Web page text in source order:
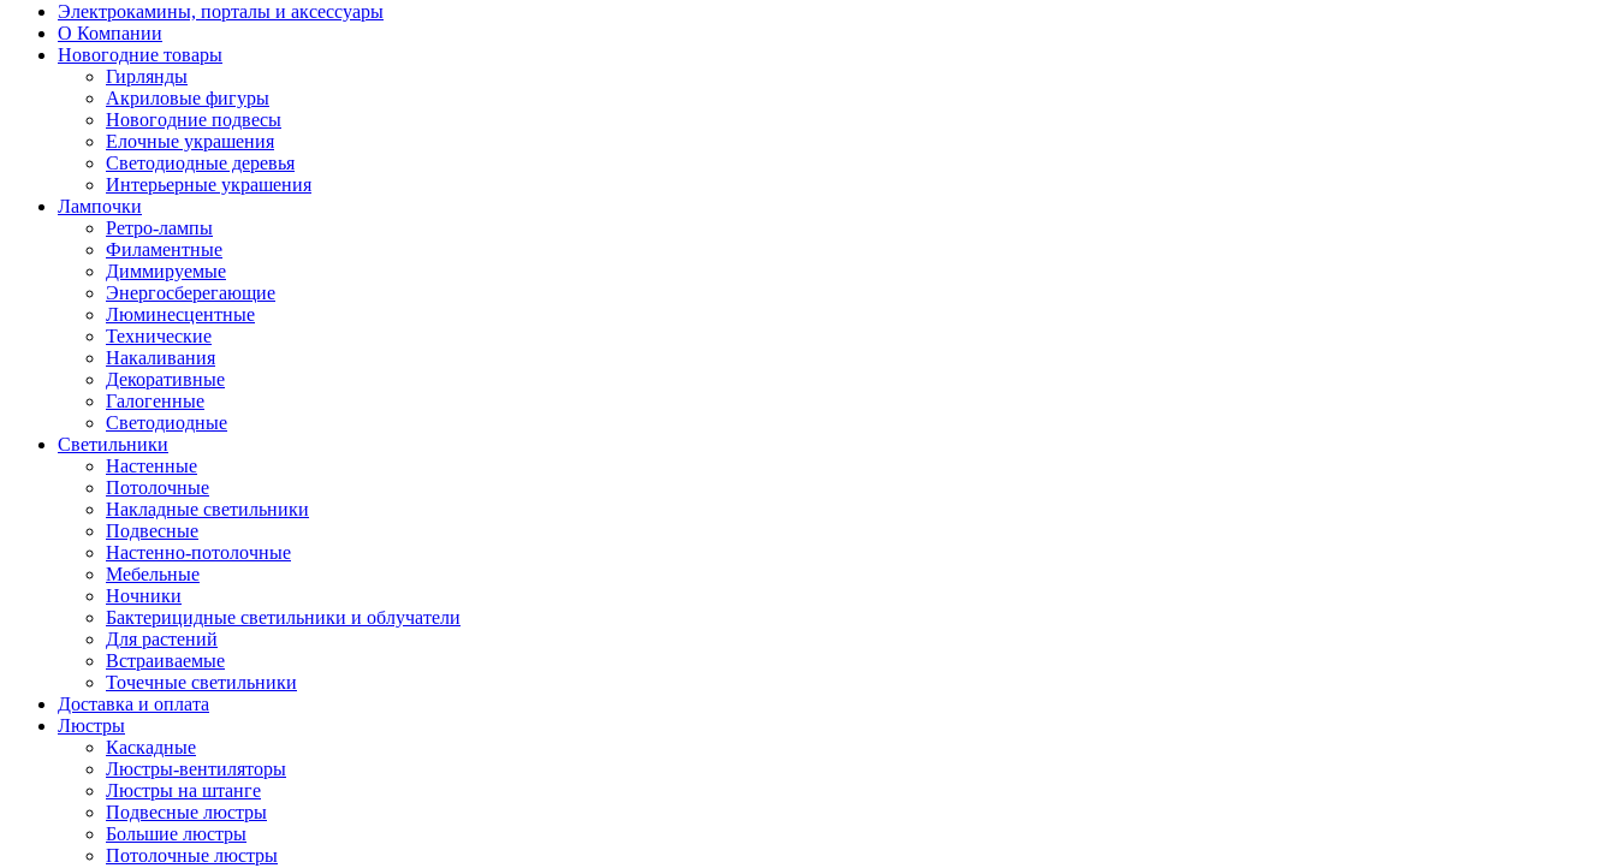
Электрокамины, порталы и аксессуары
О Компании
Новогодние товары
Гирлянды
Акриловые фигуры
Новогодние подвесы
Елочные украшения
Светодиодные деревья
Интерьерные украшения
Лампочки
Ретро-лампы
Филаментные
Диммируемые
Энергосберегающие
Люминесцентные
Технические
Накаливания
Декоративные
Галогенные
Светодиодные
Светильники
Настенные
Потолочные
Накладные светильники
Подвесные
Настенно-потолочные
Мебельные
Ночники
Бактерицидные светильники и облучатели
Для растений
Встраиваемые
Точечные светильники
Доставка и оплата
Люстры
Каскадные
Люстры-вентиляторы
Люстры на штанге
Подвесные люстры
Большие люстры
Потолочные люстры